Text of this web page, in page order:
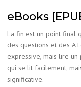
eBooks
La fin est un point final
des questions et des A
expressive, mais lire un
qui se lit facilement,
significative.